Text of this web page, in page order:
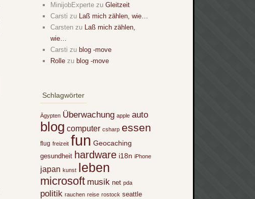
MinijobExperte zu Gleitzeit
Carsti zu Laß mich zählen, wie…
Carsten zu Laß mich zählen,
wie…
Carsti zu blog -move
Rolle zu blog -move
Schlagwörter
Ägypten Überwachung apple auto
blog computer csharp essen
flug freizeit fun Geocaching
gesundheit hardware i18n iPhone
japan kunst leben
microsoft musik net pda
politik rauchen reise rostock seattle